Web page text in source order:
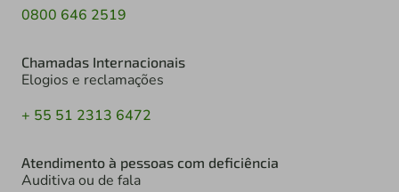
0800 646 2519
Chamadas Internacionais
Elogios e reclamações
+ 55 51 2313 6472
Atendimento à pessoas com deficiência
Auditiva ou de fala